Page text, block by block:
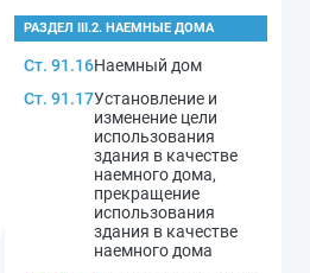
РАЗДЕЛ III.2. НАЕМНЫЕ ДОМА
Ст. 91.16Наемный дом
Ст. 91.17Установление и
изменение цели
использования
здания в качестве
наемного дома,
прекращение
использования
здания в качестве
наемного дома